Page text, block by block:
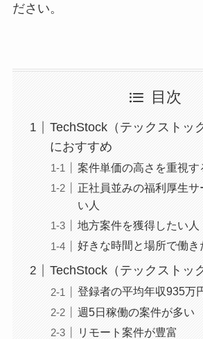
ださい。
目次
TechStock（テックストッ
におすすめ
案件単価の高さを重視す
正社員並みの福利厚生サ
い人
地方案件を獲得したい人
好きな時間と場所で働き
TechStock（テックストッ
登録者の平均年収935万
週5日稼働の案件が多い
リモート案件が豊富